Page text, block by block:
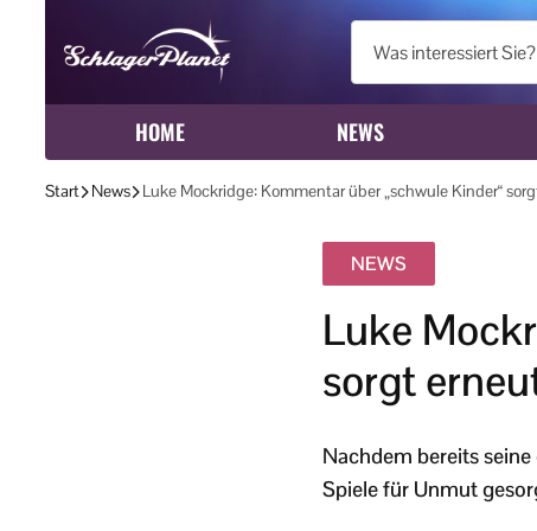
HOME NEWS
Start News Luke Mockridge: Kommentar über „schwule Kinder“
NEWS
Luke
sorgt
Nachdem bereits
Spiele für Unmut